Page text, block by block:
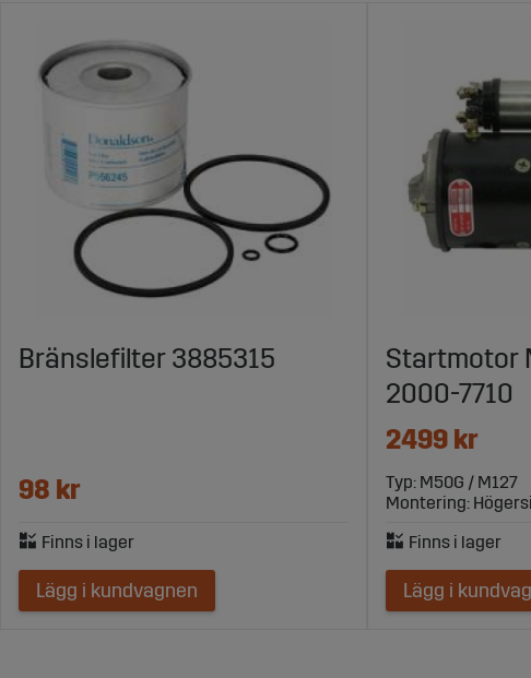
Bränslefilter 3885315
98 kr
Lägg i kundvagnen
Startmotor
2000-7710
2499 kr
Typ: M50G / M127
Montering:
Lägg i